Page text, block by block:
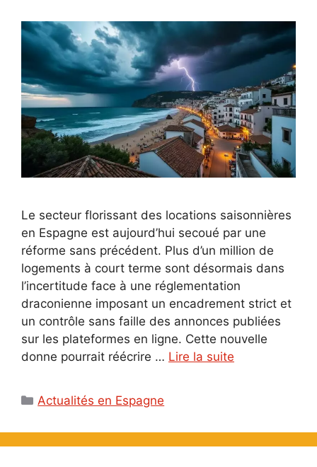
Le secteur florissant des locations saisonnières
en Espagne est aujourd’hui secoué par une
réforme sans précédent. Plus d’un million de
logements à court terme sont désormais dans
l’incertitude face à une réglementation
draconienne imposant un encadrement strict et
un contrôle sans faille des annonces publiées
sur les plateformes en ligne. Cette nouvelle
donne pourrait réécrire … Lire la suite
Catégories
Actualités en Espagne